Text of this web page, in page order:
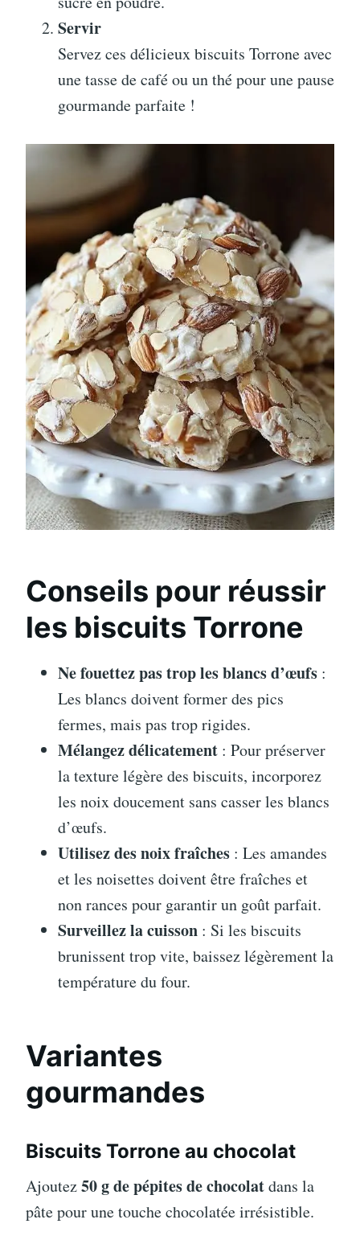
Servir
Servez ces délicieux biscuits Torrone avec
une tasse de café ou un thé pour une pause
gourmande parfaite !
Conseils pour réussir
les biscuits Torrone
Ne fouettez pas trop les blancs d’œufs :
Les blancs doivent former des pics
fermes, mais pas trop rigides.
Mélangez délicatement : Pour préserver
la texture légère des biscuits, incorporez
les noix doucement sans casser les blancs
d’œufs.
Utilisez des noix fraîches : Les amandes
et les noisettes doivent être fraîches et
non rances pour garantir un goût parfait.
Surveillez la cuisson : Si les biscuits
brunissent trop vite, baissez légèrement la
température du four.
Variantes
gourmandes
Biscuits Torrone au chocolat
Ajoutez50 g de pépites de chocolatdans la
pâte pour une touche chocolatée irrésistible.